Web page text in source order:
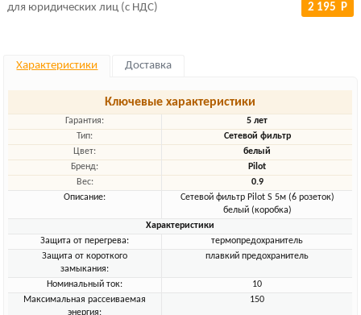
для юридических лиц (с НДС) 2 195 Р
Характеристики Доставка
Ключевые характеристики
Гарантия:
5 лет
Тип:
Сетевой фильтр
Цвет:
белый
Бренд:
Pilot
Вес:
0.9
Описание:
Сетевой фильтр Pilot S 5м (6 розеток)
белый (коробка)
Характеристики
Защита от перегрева:
термопредохранитель
Защита от короткого
замыкания:
плавкий предохранитель
Номинальный ток:
10
Максимальная рассеиваемая
энергия:
150